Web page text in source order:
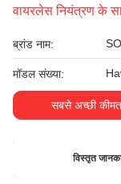
वायरलेस नियंत्रण के
ब्रांड नाम:
मॉडल संख्या:
सबसे अच्छी कीमत
विस्तृत